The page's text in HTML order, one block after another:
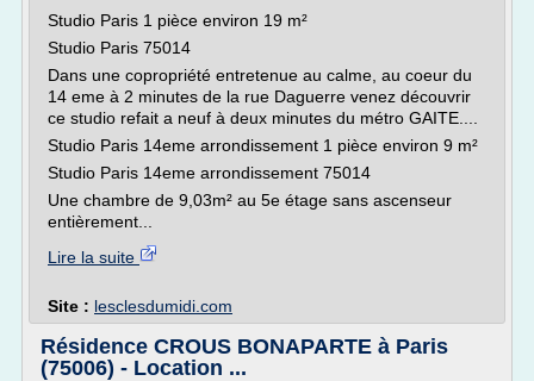
Studio Paris 1 pièce environ 19 m²
Studio Paris 75014
Dans une copropriété entretenue au calme, au coeur du
14 eme à 2 minutes de la rue Daguerre venez découvrir
ce studio refait a neuf à deux minutes du métro GAITE....
Studio Paris 14eme arrondissement 1 pièce environ 9 m²
Studio Paris 14eme arrondissement 75014
Une chambre de 9,03m² au 5e étage sans ascenseur
entièrement...
Lire la suite
Site : lesclesdumidi.com
Résidence CROUS BONAPARTE à Paris
(75006) - Location ...